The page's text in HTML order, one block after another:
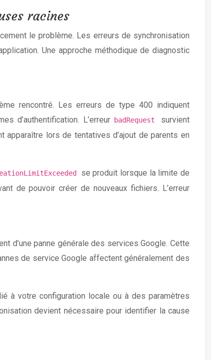
racines
le problème. Les erreurs de synchronisation
Une approche méthodique de diagnostic
rencontré. Les erreurs de type 400 indiquent
d’authentification. L’erreur badRequest survient
apparaître lors de tentatives d’ajout de parents en
se produit lorsque la limite de
de pouvoir créer de nouveaux fichiers. L’erreur
d’une panne générale des services Google. Cette
de service Google affectent généralement des
à votre configuration locale ou à des paramètres
devient nécessaire pour identifier la cause